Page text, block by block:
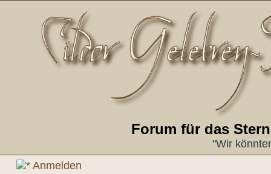
Forum für das
"Wir
Anmelden